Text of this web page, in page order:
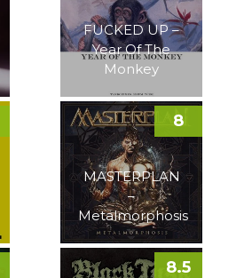
FUCKED UP –
Year Of The
Monkey
MASTERPLAN
–
Metalmorphosis
8
8.5